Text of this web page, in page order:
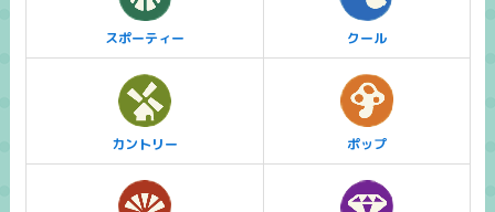
スポーティー クール
カントリー ポップ